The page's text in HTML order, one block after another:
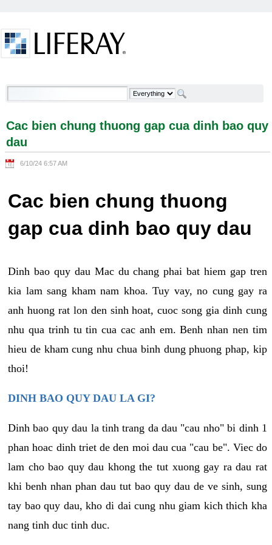
Cac bien chung thuong gap cua dinh bao quy dau -
Cac bien chung thuong gap cua dinh bao quy
dau
6/10/24 6:57 AM
Cac bien chung thuong
gap cua dinh bao quy dau
Dinh bao quy dau Mac du chang phai bat hiem gap tren
kia lam sang kham nam khoa. Tuy vay, no cung gay ra
anh huong rat lon den sinh hoat, cuoc song gia dinh cung
nhu qua trinh tu tin cua cac anh em. Benh nhan nen tim
hieu de kham cung nhu chua binh dung phuong phap, kip
thoi!
DINH BAO QUY DAU LA GI?
Dinh bao quy dau la tinh trang da dau "cau nho" bi dinh 1
phan hoac dinh triet de den moi dau cua "cau be". Viec do
lam cho bao quy dau khong the tut xuong gay ra dau rat
khi benh nhan phan dau tut bao quy dau de ve sinh, sung
tay bao quy dau, kho di dai cung nhu giam kich thich kha
nang tinh duc tinh duc.